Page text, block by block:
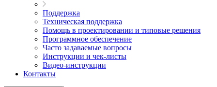
Поддержка
Техническая поддержка
Помощь в проектировании и типовые решения
Программное обеспечение
Часто задаваемые вопросы
Инструкции и чек-листы
Видео-инструкции
Контакты